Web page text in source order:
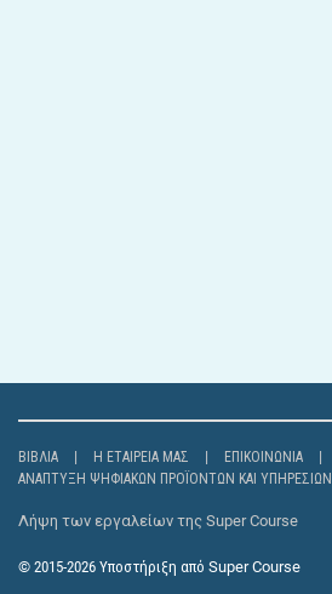
ΒΙΒΛΊΑ Η ΕΤΑΙΡΕΊΑ ΜΑΣ ΕΠΙΚΟΙΝΩΝΊΑ
ΑΝΆΠΤΥΞΗ ΨΗΦΙΑΚΏΝ ΠΡΟΪΌΝΤΩΝ ΚΑΙ ΥΠΗΡΕΣΙΏΝ
Λήψη των εργαλείων της Super Course
© 2015-2026 Υποστήριξη από Super Course